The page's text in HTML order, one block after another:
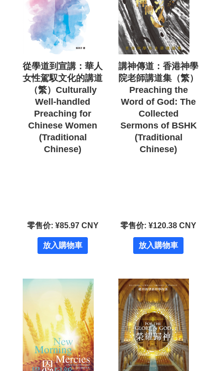
從學道到宣講：華人
女性駕馭文化的講道
（繁）Culturally
Well-handled
Preaching for
Chinese Women
(Traditional
Chinese)
零售价: ¥85.97 CNY
放入購物車
講神傳道：香港神學
院老師講道集（繁）
Preaching the
Word of God: The
Collected
Sermons of BSHK
(Traditional
Chinese)
零售价: ¥120.38 CNY
放入購物車